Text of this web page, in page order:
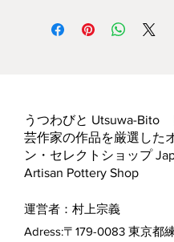
うつわびと Utsuwa-Bito
芸作家の作品を厳選した
ン・セレクトショップ
Artisan Pottery Shop
運営者：村上宗義
Adress:〒179-0083 東京都